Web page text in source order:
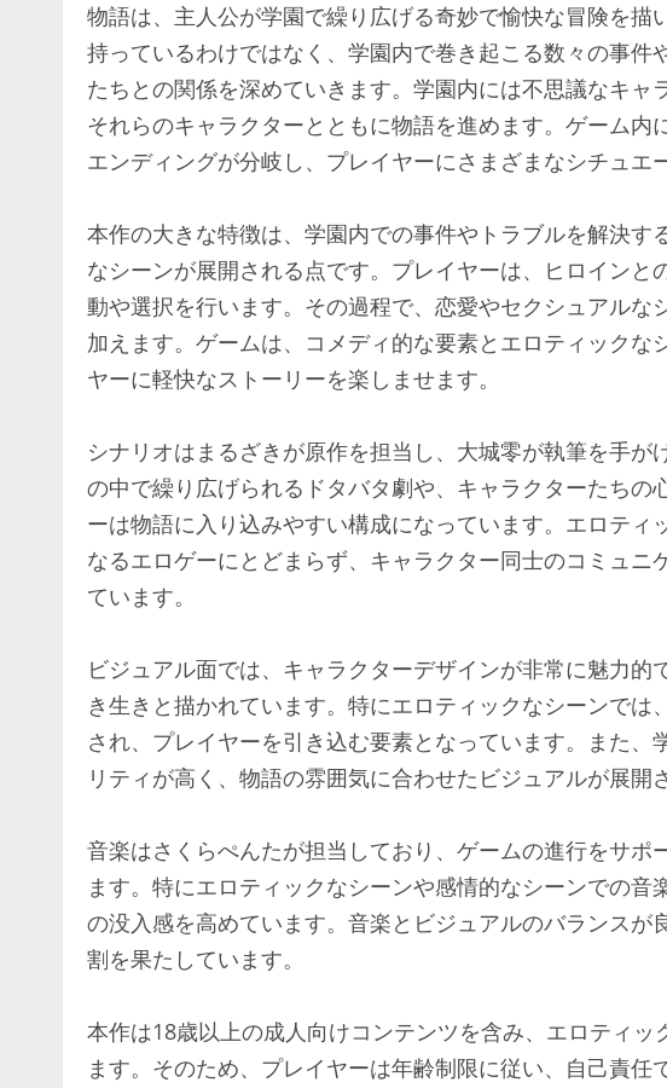
物語は、主人公が学園で繰り広げる奇妙で愉快な冒険を描
持っているわけではなく、学園内で巻き起こる数々の事件
たちとの関係を深めていきます。学園内には不思議なキ
それらのキャラクターとともに物語を進めます。ゲーム内
エンディングが分岐し、プレイヤーにさまざまなシチュエ
本作の大きな特徴は、学園内での事件やトラブルを解決す
なシーンが展開される点です。プレイヤーは、ヒロイン
動や選択を行います。その過程で、恋愛やセクシュアルな
加えます。ゲームは、コメディ的な要素とエロティックな
ヤーに軽快なストーリーを楽しませます。
シナリオはまるざきが原作を担当し、大城零が執筆を手
の中で繰り広げられるドタバタ劇や、キャラクターたちの
ーは物語に入り込みやすい構成になっています。エロテ
なるエロゲーにとどまらず、キャラクター同士のコミュ
ています。
ビジュアル面では、キャラクターデザインが非常に魅力
き生きと描かれています。特にエロティックなシーンで
され、プレイヤーを引き込む要素となっています。また、
リティが高く、物語の雰囲気に合わせたビジュアルが展開
音楽はさくらぺんたが担当しており、ゲームの進行をサポ
ます。特にエロティックなシーンや感情的なシーンでの
の没入感を高めています。音楽とビジュアルのバランスが
割を果たしています。
本作は18歳以上の成人向けコンテンツを含み、エロティ
ます。そのため、プレイヤーは年齢制限に従い、自己責任